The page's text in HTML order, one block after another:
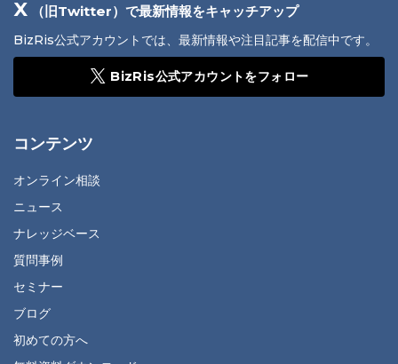
X （旧Twitter）で最新情報をキャッチアップ
BizRis公式アカウントでは、最新情報や注目記事を配信中です。
BizRis公式アカウントをフォロー
コンテンツ
オンライン相談
ニュース
ナレッジベース
質問事例
セミナー
ブログ
初めての方へ